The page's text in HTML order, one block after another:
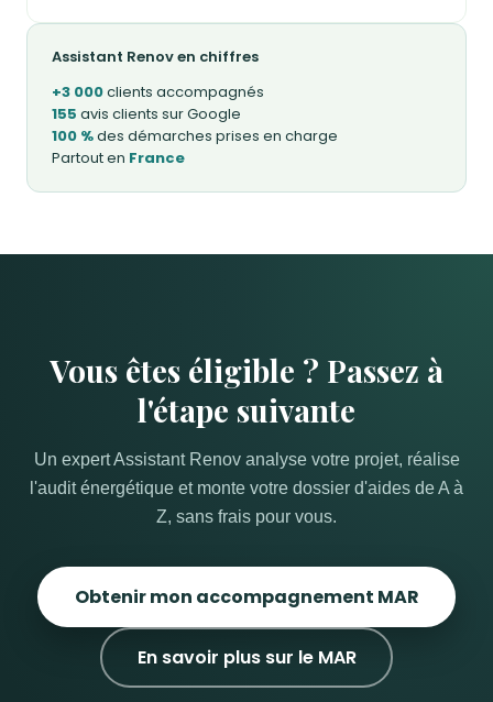
Assistant Renov en chiffres
+3 000clients accompagnés
155 avis clients sur Google
100 %des démarches prises en charge
Partout en France
Vous êtes éligible ? Passez à
l'étape suivante
Un expert Assistant Renov analyse votre projet, réalise
l'audit énergétique et monte votre dossier d'aides de A à
Z, sans frais pour vous.
Obtenir mon accompagnement MAR
En savoir plus sur le MAR